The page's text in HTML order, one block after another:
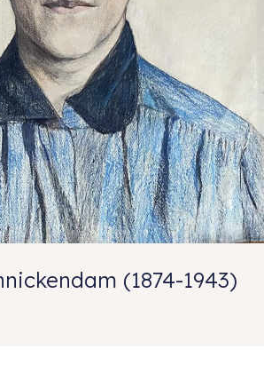
(1874-1943)